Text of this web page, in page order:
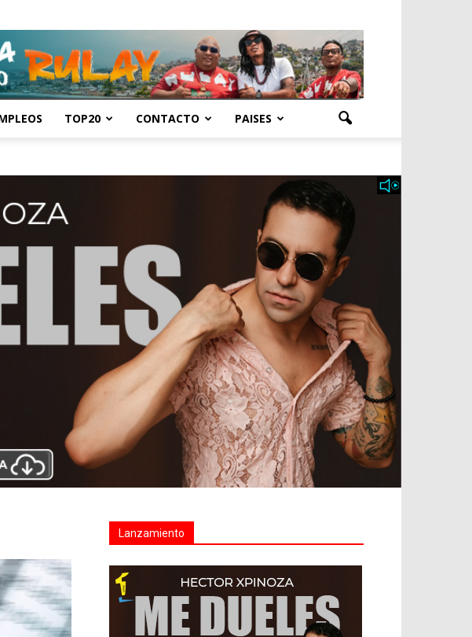
TOP20 CONTACTO PAISES
Lanzamiento